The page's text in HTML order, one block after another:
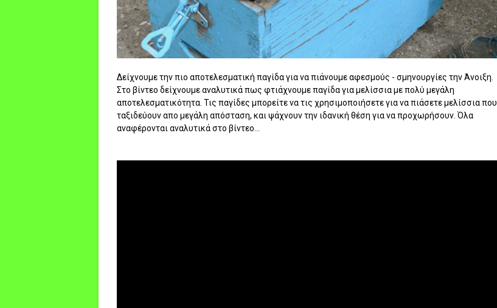
Δείχνουμε την πιο αποτελεσματική παγίδα για να πιάνουμε αφεσμούς - σμηνουργίες την Άνοιξη.
Στο βίντεο δείχνουμε αναλυτικά πως φτιάχνουμε παγίδα για μελίσσια με πολύ μεγάλη
αποτελεσματικότητα. Τις παγίδες μπορείτε να τις χρησιμοποιήσετε για να πιάσετε μελίσσια που
ταξιδεύουν απο μεγάλη απόσταση, και ψάχνουν την ιδανική θέση για να προχωρήσουν. Όλα
αναφέρονται αναλυτικά στο βίντεο...